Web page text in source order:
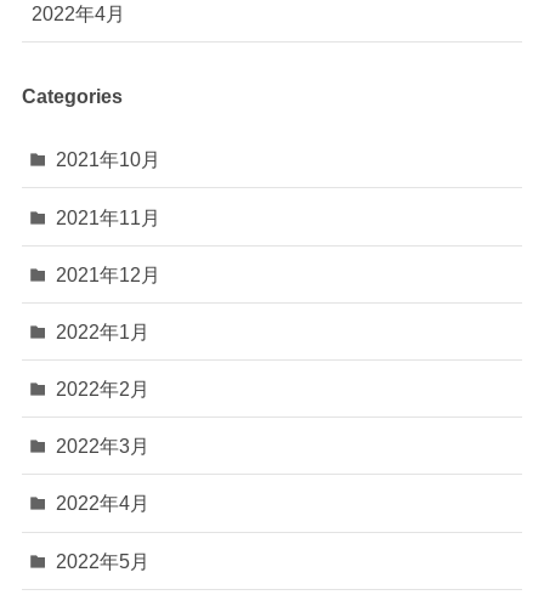
2022年4月
Categories
2021年10月
2021年11月
2021年12月
2022年1月
2022年2月
2022年3月
2022年4月
2022年5月